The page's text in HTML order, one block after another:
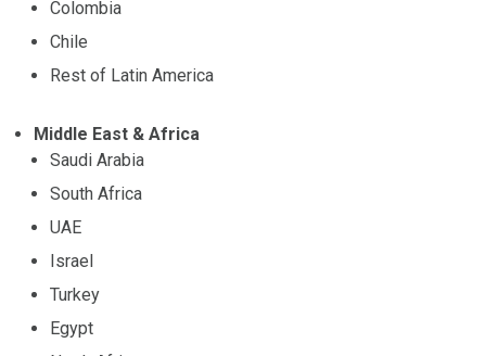
Colombia
Chile
Rest of Latin America
Middle East & Africa
Saudi Arabia
South Africa
UAE
Israel
Turkey
Egypt